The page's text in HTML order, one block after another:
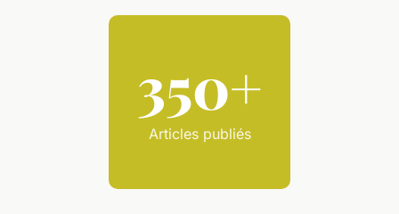
350+
Articles publiés